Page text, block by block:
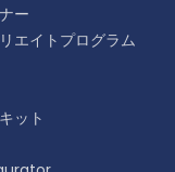
ー
エイトプログラム
ット